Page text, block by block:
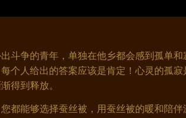
斗争的青年，单独在他乡都会感到孤单
个人给出的答案应该是肯定！心灵的孤
得到释放。
都能够选择蚕丝被，用蚕丝被的暖和陪